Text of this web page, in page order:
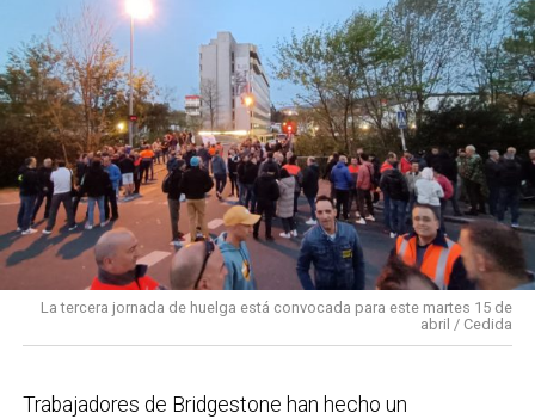
La tercera jornada de huelga está convocada para este martes 15 de
abril / Cedida
Trabajadores de Bridgestone han hecho un